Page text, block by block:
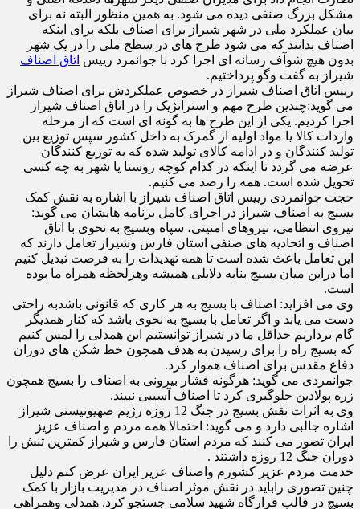
مشکل بزرگ صنفی دیده می شود. به همین منظور البته نه برای
بیان عملکرد ملی در شهر شیراز برای اصناف بلکه برای اینکه
اصناف بدانند که می شود طرح های در سطح ملی را در یک شهر
بدون هیچ شوآف رسانه ای اجرا کرد با جوانمرد رییس اتاق اصناف
شیراز به گفت وگو پرداختیم.
رییس اتاق اصناف شیراز در خصوص عملکردش برای اصناف شیراز
می گوید:چندین طرح مهم و استراتژیک را در اتاق اصناف شیراز
اجرا کردیم. یکی از این طرح ها به گونه ای است که از مرحله
واردات کالا یا مواد اولیه از گمرک به داخل کشور سپس توزیع بین
تولید کنندگان و در ادامه کالای تولید شده که به توزیع کنندگان
عرضه می گردد تا اینکه در کدام کوچه روستا یا شهر به چه کسی
تحویل شده است. همه را رصد می کنیم.
حجت جوانمردی رییس اتاق اصناف شیراز با اشاره به نقش کمک
بسیج به اصناف شیراز در اجرای کامل برنامه هایشان می گوید:
نیروی انتظامی، نیروهای امنیتی، سپاه وبسیج به نحوی با اتاق
اصناف و اتحادیه های صنفی استان فارس وشیراز تعامل دارند که
این تعامل باعث شده است تا همه تهدیدات را به فرصت تبدیل کنیم
اما دراین میان بسیج بنابه دلایلی همیشه وهرلحظه همراه ما بوده
است.
وی می افزاید: اصناف با بسیج به هر کاری که قانونی باشدبه راحتی
دست می یابد و اگر تعامل با بسیج به نحوی باشد که کنار همدیگر
گام برداریم حداقل ما در شیراز توانستیم این همدلی را لمس کنیم
که بسیج راه را برای رسیدن به هدف همچون خط شکن های دوران
دفاع مقدس برای اصناف هموار کرد.
جوانمردی می گوید: هرگونه فشار بیرونی به اصناف را بسیج همچون
زره پولادین جلوگیری کرد تا اصناف آسیبی نبیند.
وی به اثرات نقش بسیج در جنگ 12 روزه رژیم صهیونیستی شیراز
اشاره جالبی دارد و می گوید: احتمالا همه مردم و اصناف عزیز
ایران تصور می کنند که مردم استان فارس و شیراز کمترین تنش را
دوران جنگ 12 روزه داشتند .
خدمت مردم عزیر کشورم واصناف عزیر ایران عرض کنم دلیل
چنین تصوری راباید در نقش موثر اصناف در مدیریت بازار با کمک
بسیچ در قالب قرارگاه شهید سلامی جستجو کرد. همدلی وهمراهی